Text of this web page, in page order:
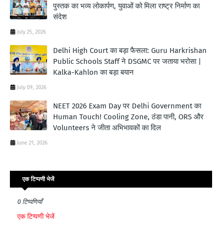
पुस्तक का भव्य लोकार्पण, युवाओं को मिला राष्ट्र निर्माण का
संदेश
July 25, 2026
Delhi High Court का बड़ा फैसला: Guru Harkrishan
Public Schools Staff ने DSGMC पर जताया भरोसा |
Kalka-Kahlon का बड़ा बयान
July 09, 2026
NEET 2026 Exam Day पर Delhi Government का
Human Touch! Cooling Zone, ठंडा पानी, ORS और
Volunteers ने जीता अभिभावकों का दिल
June 21, 2026
एक टिप्पणी भेजें
0 टिप्पणियाँ
एक टिप्पणी भेजें